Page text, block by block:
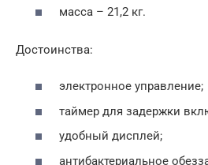
масса – 21,2 кг.
Достоинства:
электронное управление;
таймер для задержки
удобный дисплей;
антибактериальное